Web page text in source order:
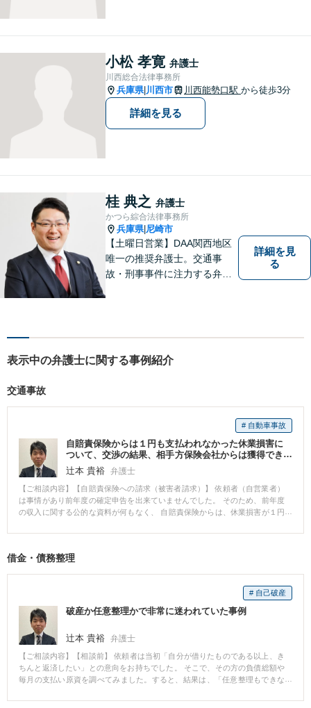
小松 孝寛 弁護士
川西総合法律事務所
兵庫県| 川西市 川西能勢口駅 から徒歩3分
詳細を見る
桂 典之 弁護士
かつら綜合法律事務所
兵庫県| 尼崎市
【土曜日営業】DAA関西地区
唯一の推奨弁護士。交通事
故・刑事事件に注力する弁護
相続等の幅広い分野に対応。
詳細を見
る
表示中の弁護士に関する事例紹介
交通事故
# 自動車事故
自賠責保険からは１円も支払われなかった休業損害に
ついて、交渉の結果、相手方保険会社からは獲得でき
た事案
辻本 貴裕 弁護士
【ご相談内容】【自賠責保険への請求（被害者請求）】 依頼者（自営業者）
は事情があり前年度の確定申告を出来ていませんでした。 そのため、前年度
の収入に関する公的な資料が何もなく、 自賠責保険からは、休業損害が１円
と、依頼者が前年度も自営業者として稼働していた事実や収入実績を粘り強
来ました。
借金・債務整理
# 自己破産
破産か任意整理かで非常に迷われていた事例
辻本 貴裕 弁護士
【ご相談内容】【相談前】 依頼者は当初「自分が借りたものである以上、き
ちんと返済したい」との意向をお持ちでした。 そこで、その方の負債総額や
毎月の支払い原資を調べてみました。すると、結果は、「任意整理もできな
でした。 そのため、依頼者は、当初の予定どおり任意整理をおこなうか、そ